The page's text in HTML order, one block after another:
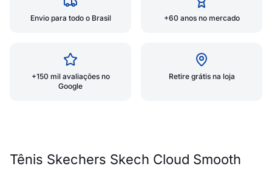
Envio para todo o Brasil +60 anos no mercado
+150 mil avaliações no
Google
Retire grátis na loja
Tênis Skechers Skech Cloud Smooth